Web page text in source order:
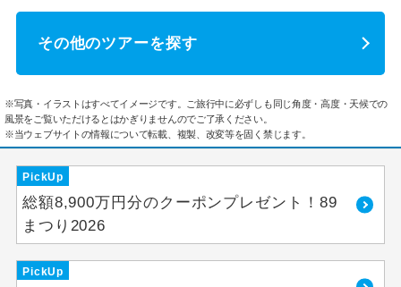
その他のツアーを探す
※写真・イラストはすべてイメージです。ご旅行中に必ずしも同じ角度・高度・天候での
風景をご覧いただけるとはかぎりませんのでご了承ください。
※当ウェブサイトの情報について転載、複製、改変等を固く禁じます。
PickUp
総額8,900万円分のクーポンプレゼント！89
まつり2026
PickUp